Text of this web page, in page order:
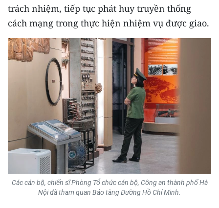
trách nhiệm, tiếp tục phát huy truyền thống
cách mạng trong thực hiện nhiệm vụ được giao.
Các cán bộ, chiến sĩ Phòng Tổ chức cán bộ, Công an thành phố Hà
Nội đã tham quan Bảo tàng Đường Hồ Chí Minh.